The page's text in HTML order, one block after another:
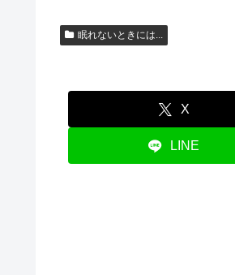
眠れないときには...
X
LINE